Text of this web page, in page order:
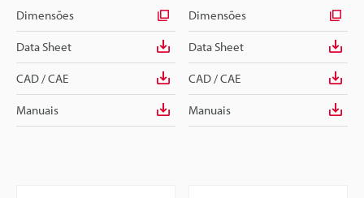
Dimensões
Data Sheet
CAD / CAE
Manuais
Dimensões
Data Sheet
CAD / CAE
Manuais